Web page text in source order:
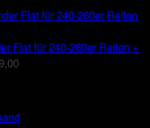
Flat für 240-260er Reifen +